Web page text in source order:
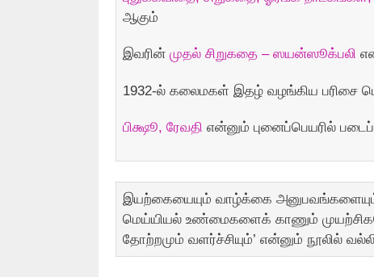
ஆகும்
இவரின் முதல் சிறுகதை – ஸயன்ஸூக்பலி
1932-ல் கலைமகள் இதழ் வழங்கிய பரிசை
பிக்ஷூ, ரேவதி என்னும் புனைப்பெயரில்
இயற்கையையும் வாழ்க்கை
மெய்யியல் உண்மைகளைக் காணும்
தோற்றமும் வளர்ச்சியும்’ என்னும் நூலில்